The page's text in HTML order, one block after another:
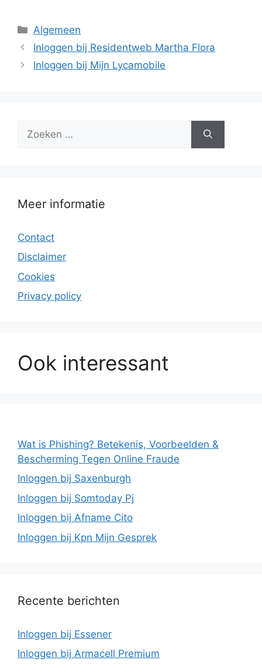
Categorieën
Algemeen
Inloggen bij Residentweb Martha Flora
Inloggen bij Mijn Lycamobile
naar:
Meer informatie
Contact
Disclaimer
Cookies
Privacy policy
Ook interessant
Wat is Phishing? Betekenis, Voorbeelden &
Bescherming Tegen Online Fraude
Inloggen bij Saxenburgh
Inloggen bij Somtoday Pj
Inloggen bij Afname Cito
Inloggen bij Kpn Mijn Gesprek
Recente berichten
Inloggen bij Essener
Inloggen bij Armacell Premium